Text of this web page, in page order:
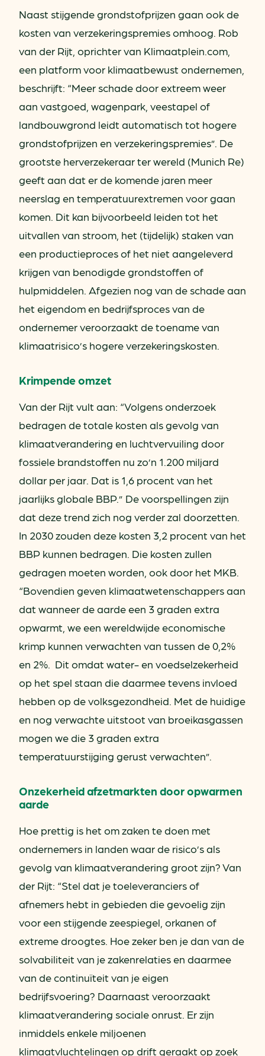
Naast stijgende grondstofprijzen gaan ook de
kosten van verzekeringspremies omhoog. Rob
van der Rijt, oprichter van Klimaatplein.com,
een platform voor klimaatbewust ondernemen,
beschrijft: “Meer schade door extreem weer
aan vastgoed, wagenpark, veestapel of
landbouwgrond leidt automatisch tot hogere
grondstofprijzen en verzekeringspremies”. De
grootste herverzekeraar ter wereld (Munich Re)
geeft aan dat er de komende jaren meer
neerslag en temperatuurextremen voor gaan
komen. Dit kan bijvoorbeeld leiden tot het
uitvallen van stroom, het (tijdelijk) staken van
een productieproces of het niet aangeleverd
krijgen van benodigde grondstoffen of
hulpmiddelen. Afgezien nog van de schade aan
het eigendom en bedrijfsproces van de
ondernemer veroorzaakt de toename van
klimaatrisico’s hogere verzekeringskosten.
Krimpende omzet
Van der Rijt vult aan: “Volgens onderzoek
bedragen de totale kosten als gevolg van
klimaatverandering en luchtvervuiling door
fossiele brandstoffen nu zo’n 1.200 miljard
dollar per jaar. Dat is 1,6 procent van het
jaarlijks globale BBP.” De voorspellingen zijn
dat deze trend zich nog verder zal doorzetten.
In 2030 zouden deze kosten 3,2 procent van het
BBP kunnen bedragen. Die kosten zullen
gedragen moeten worden, ook door het MKB.
“Bovendien geven klimaatwetenschappers aan
dat wanneer de aarde een 3 graden extra
opwarmt, we een wereldwijde economische
krimp kunnen verwachten van tussen de 0,2%
en 2%. Dit omdat water- en voedselzekerheid
op het spel staan die daarmee tevens invloed
hebben op de volksgezondheid. Met de huidige
en nog verwachte uitstoot van broeikasgassen
mogen we die 3 graden extra
temperatuurstijging gerust verwachten”.
Onzekerheid afzetmarkten door opwarmen
aarde
Hoe prettig is het om zaken te doen met
ondernemers in landen waar de risico’s als
gevolg van klimaatverandering groot zijn? Van
der Rijt: “Stel dat je toeleveranciers of
afnemers hebt in gebieden die gevoelig zijn
voor een stijgende zeespiegel, orkanen of
extreme droogtes. Hoe zeker ben je dan van de
solvabiliteit van je zakenrelaties en daarmee
van de continuïteit van je eigen
bedrijfsvoering? Daarnaast veroorzaakt
klimaatverandering sociale onrust. Er zijn
inmiddels enkele miljoenen
klimaatvluchtelingen op drift geraakt op zoek